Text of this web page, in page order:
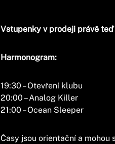
Vstupenky v prodeji právě teď
Harmonogram:
19:30 – Otevření klubu
20:00 – Analog Killer
21:00 – Ocean Sleeper
Časy jsou orientační a mohou